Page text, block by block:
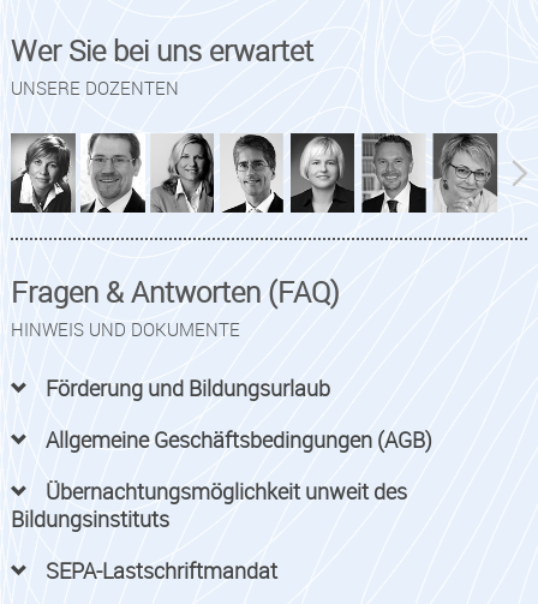
Wer Sie bei uns erwartet
UNSERE DOZENTEN
Fragen & Antworten (FAQ)
HINWEIS UND DOKUMENTE
Förderung und Bildungsurlaub
Allgemeine Geschäftsbedingungen (AGB)
Übernachtungsmöglichkeit unweit des
Bildungsinstituts
SEPA-Lastschriftmandat